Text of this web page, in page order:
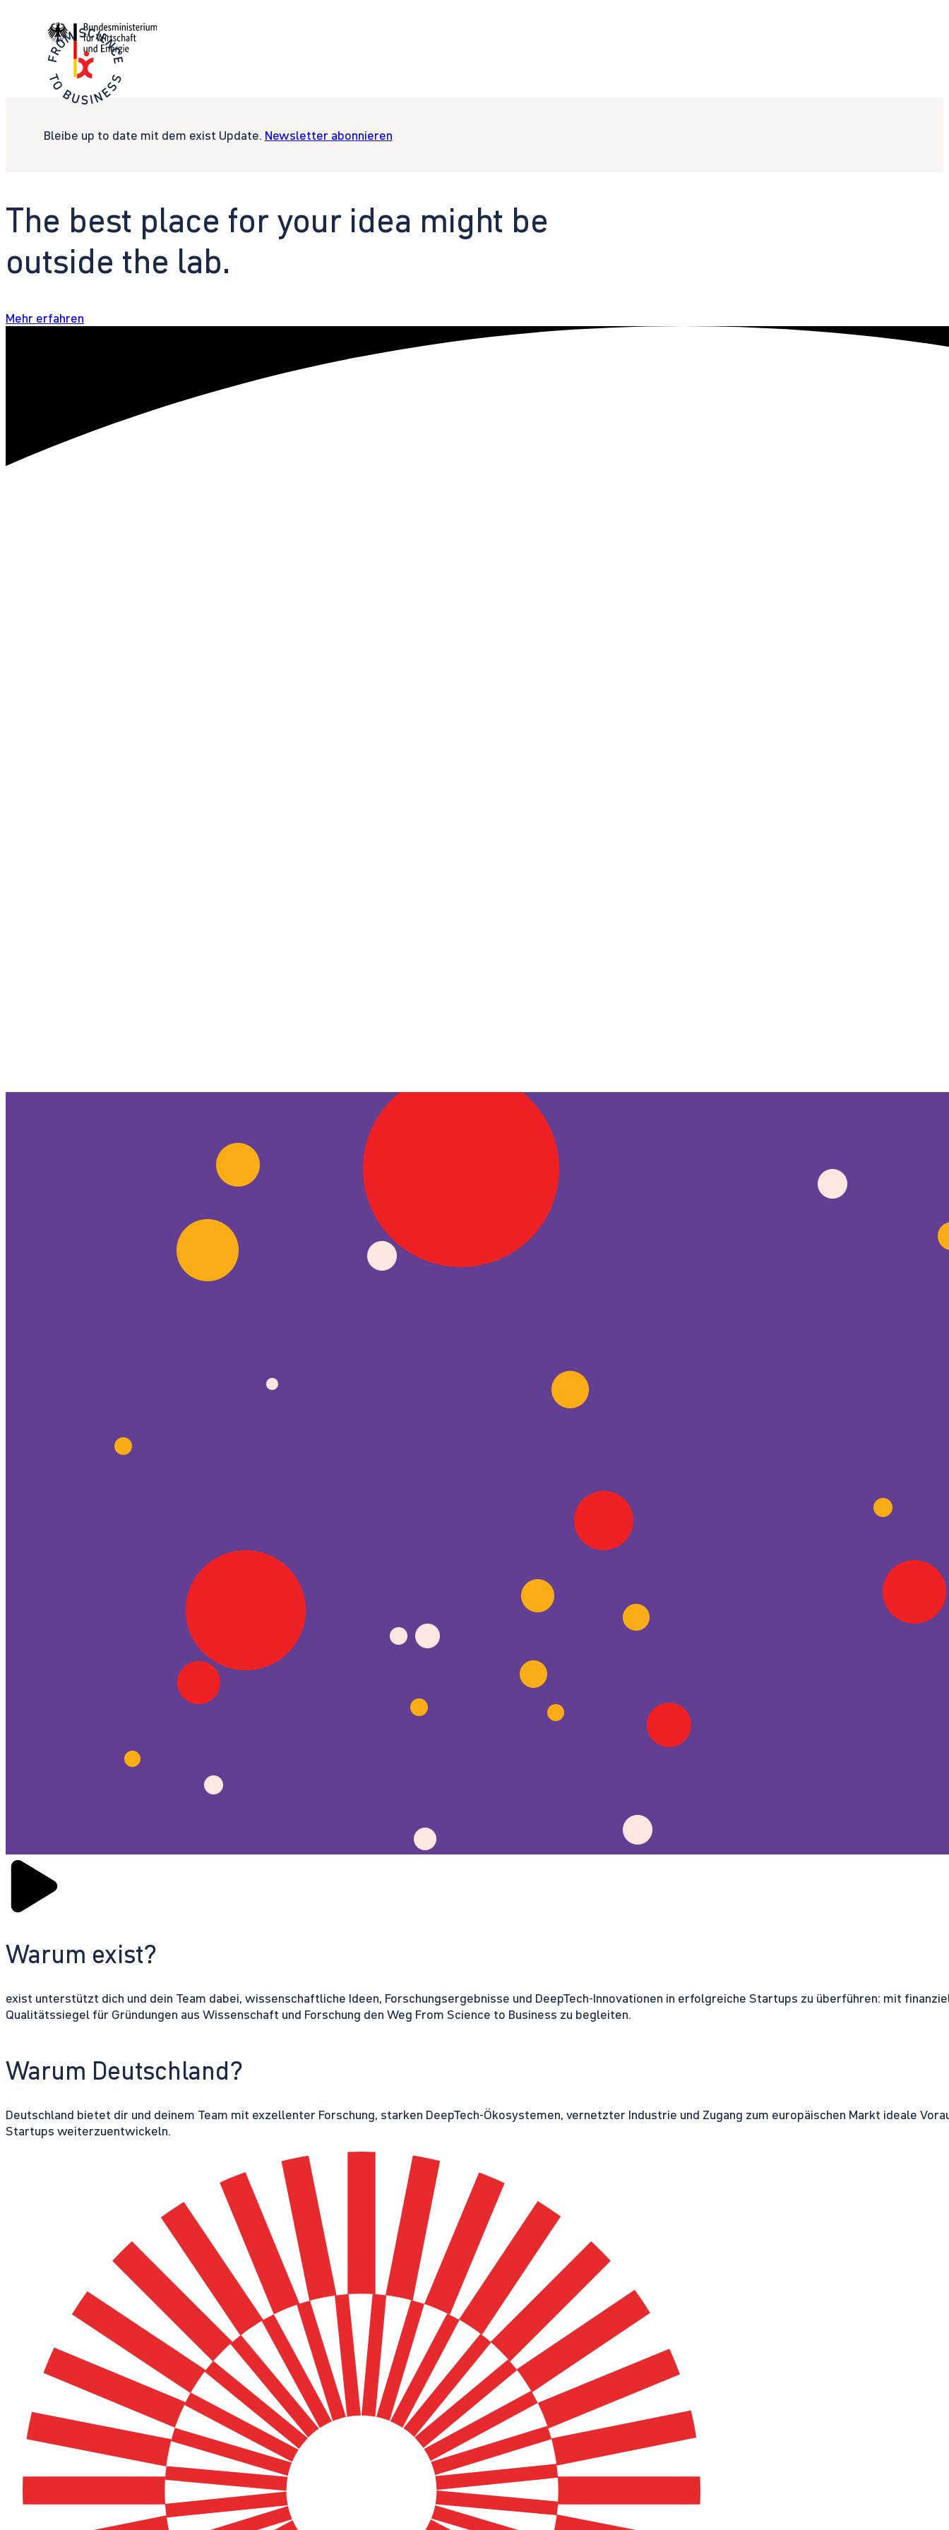
Bleibe up to date mit dem exist Update. Newsletter abonnieren
The best place for your idea might be
outside the lab.
Mehr erfahren
Warum exist?
exist unterstützt dich und dein Team dabei, wissenschaftliche Ideen, Forschungsergebnisse und DeepTech-Innovationen in erfolgreiche Startups zu überführen: mit
Qualitätssiegel für Gründungen aus Wissenschaft und Forschung den Weg From Science to Business zu begleiten.
Warum Deutschland?
Deutschland bietet dir und deinem Team mit exzellenter Forschung, starken DeepTech-Ökosystemen, vernetzter Industrie und Zugang zum europäischen Markt ideale
Startups weiterzuentwickeln.